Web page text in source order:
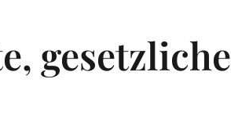
gesetzliche